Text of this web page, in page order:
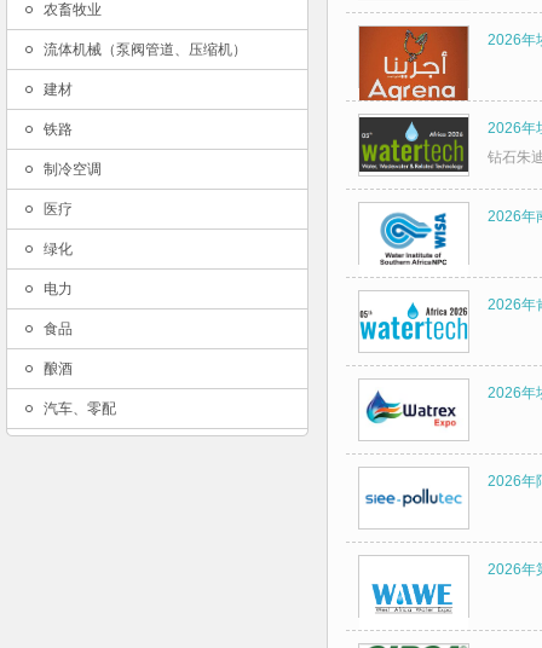
农畜牧业
流体机械（泵阀管道、压缩机）
建材
铁路
制冷空调
医疗
绿化
电力
食品
酿酒
汽车、零配
2026年
2026年
钻石朱
2026年
2026年
2026年
2026年
2026年